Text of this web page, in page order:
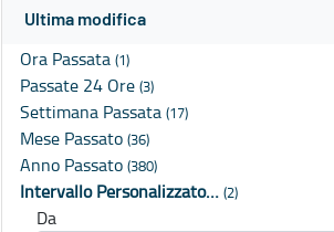
Ultima modifica
Ora Passata (1)
Passate 24 Ore (3)
Settimana Passata (17)
Mese Passato (36)
Anno Passato (380)
Intervallo Personalizzato… (2)
Da